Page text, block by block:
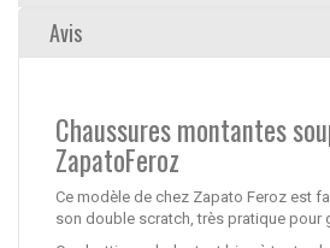
Avis
Chaussures montantes
ZapatoFeroz
Ce modèle de chez Zapato Feroz est
son double scratch, très pratique pour